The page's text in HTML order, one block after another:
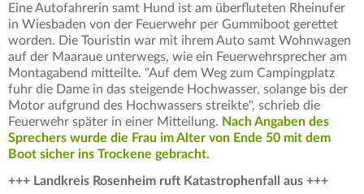
Eine Autofahrerin samt Hund ist am überfluteten Rheinufer
in Wiesbaden von der Feuerwehr per Gummiboot gerettet
worden. Die Touristin war mit ihrem Auto samt Wohnwagen
auf der Maaraue unterwegs, wie ein Feuerwehrsprecher am
Montagabend mitteilte. "Auf dem Weg zum Campingplatz
fuhr die Dame in das steigende Hochwasser, solange bis der
Motor aufgrund des Hochwassers streikte", schrieb die
Feuerwehr später in einer Mitteilung. Nach Angaben des
Sprechers wurde die Frau im Alter von Ende 50 mit dem
Boot sicher ins Trockene gebracht.
+++ Landkreis Rosenheim ruft Katastrophenfall aus +++